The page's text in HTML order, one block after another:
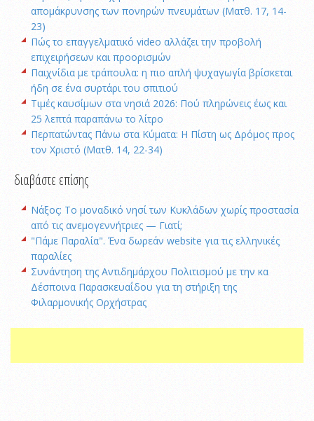
απομάκρυνσης των πονηρών πνευμάτων (Ματθ. 17, 14-
23)
Πώς το επαγγελματικό video αλλάζει την προβολή
επιχειρήσεων και προορισμών
Παιχνίδια με τράπουλα: η πιο απλή ψυχαγωγία βρίσκεται
ήδη σε ένα συρτάρι του σπιτιού
Τιμές καυσίμων στα νησιά 2026: Πού πληρώνεις έως και
25 λεπτά παραπάνω το λίτρο
Περπατώντας Πάνω στα Κύματα: Η Πίστη ως Δρόμος προς
τον Χριστό (Ματθ. 14, 22-34)
διαβάστε επίσης
Νάξος: Το μοναδικό νησί των Κυκλάδων χωρίς προστασία
από τις ανεμογεννήτριες — Γιατί;
"Πάμε Παραλία". Ένα δωρεάν website για τις ελληνικές
παραλίες
Συνάντηση της Αντιδημάρχου Πολιτισμού με την κα
Δέσποινα Παρασκευαΐδου για τη στήριξη της
Φιλαρμονικής Ορχήστρας